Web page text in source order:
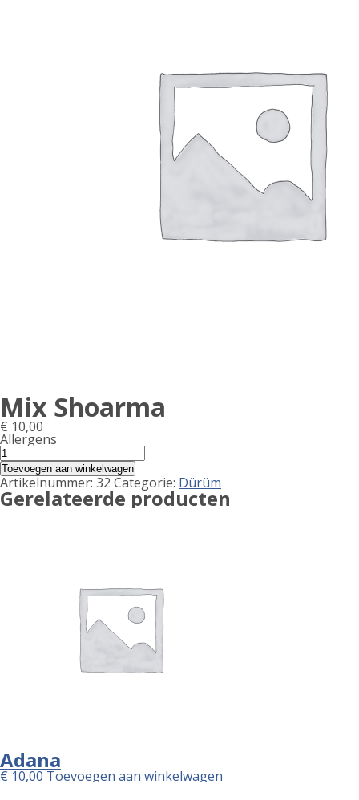
Mix Shoarma
€ 10,00
Allergens
Product
allergen
information
Mix
Shoarma
aantal
Toevoegen aan winkelwagen
Artikelnummer: 32 Categorie: Dürüm
Gerelateerde producten
Adana
€10,00Toevoegen aan winkelwagen